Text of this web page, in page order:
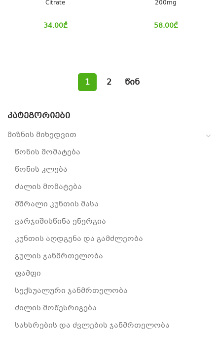
ᲙᲐᲢᲔᲒᲝᲠᲘᲔᲑᲘ
მიზნის მიხედვით
წონის მომატება
წონის კლება
ძალის მომატება
მშრალი კუნთის მასა
ვარჯიშისწინა ენერგია
კუნთის აღდგენა და გამძლეობა
გულის ჯანმრთელობა
ფამფი
სექსუალური ჯანმრთელობა
ძილის მოწესრიგება
სახსრების და ძვლების ჯანმრთელობა
Citrate
34.00₾
200mg
58.00₾
1 2 წინ